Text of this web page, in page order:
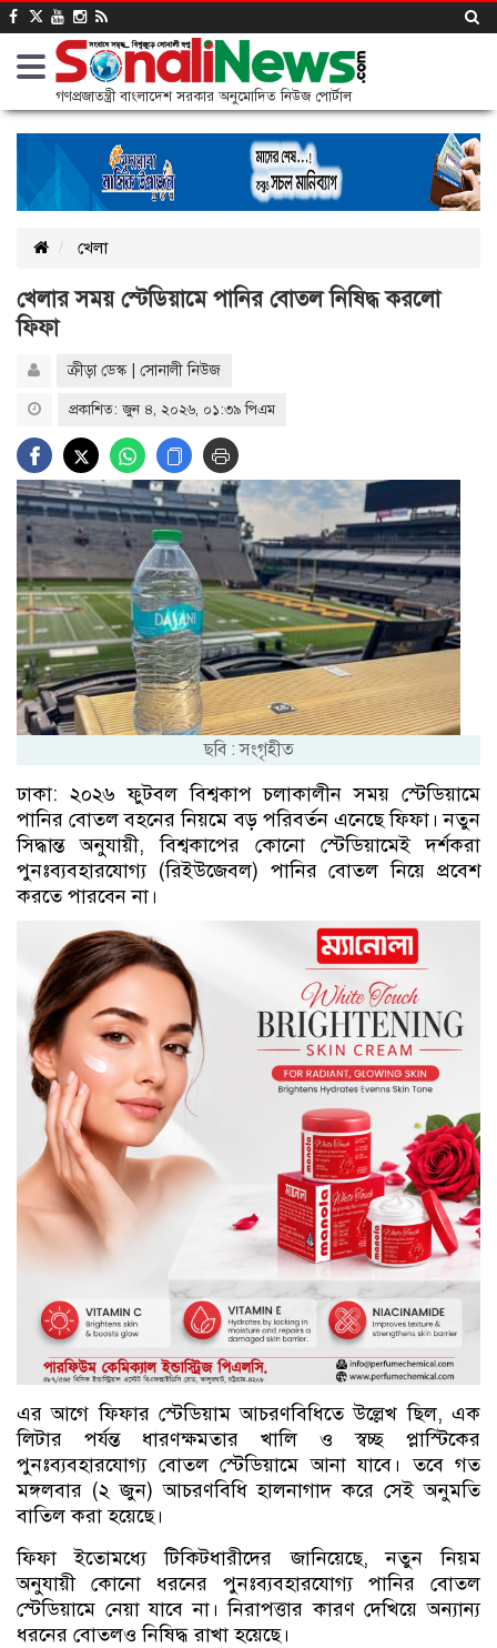
গণপ্রজাতন্ত্রী বাংলাদেশ সরকার অনুমোদিত নিউজ পোর্টাল
খেলা
খেলার সময় স্টেডিয়ামে পানির বোতল নিষিদ্ধ করলো
ফিফা
ক্রীড়া ডেস্ক | সোনালী নিউজ
প্রকাশিত: জুন ৪, ২০২৬, ০১:৩৯ পিএম
ছবি : সংগৃহীত
ঢাকা: ২০২৬ ফুটবল বিশ্বকাপ চলাকালীন সময় স্টেডিয়ামে
পানির বোতল বহনের নিয়মে বড় পরিবর্তন এনেছে ফিফা। নতুন
সিদ্ধান্ত অনুযায়ী, বিশ্বকাপের কোনো স্টেডিয়ামেই দর্শকরা
পুনঃব্যবহারযোগ্য (রিইউজেবল) পানির বোতল নিয়ে প্রবেশ
করতে পারবেন না।
এর আগে ফিফার স্টেডিয়াম আচরণবিধিতে উল্লেখ ছিল, এক
লিটার পর্যন্ত ধারণক্ষমতার খালি ও স্বচ্ছ প্লাস্টিকের
পুনঃব্যবহারযোগ্য বোতল স্টেডিয়ামে আনা যাবে। তবে গত
মঙ্গলবার (২ জুন) আচরণবিধি হালনাগাদ করে সেই অনুমতি
বাতিল করা হয়েছে।
ফিফা ইতোমধ্যে টিকিটধারীদের জানিয়েছে, নতুন নিয়ম
অনুযায়ী কোনো ধরনের পুনঃব্যবহারযোগ্য পানির বোতল
স্টেডিয়ামে নেয়া যাবে না। নিরাপত্তার কারণ দেখিয়ে অন্যান্য
ধরনের বোতলও নিষিদ্ধ রাখা হয়েছে।